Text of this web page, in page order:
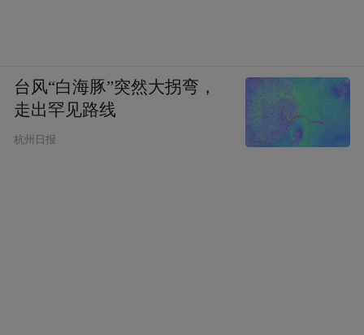
台风“白海豚”突然大拐弯，
走出罕见路线
杭州日报